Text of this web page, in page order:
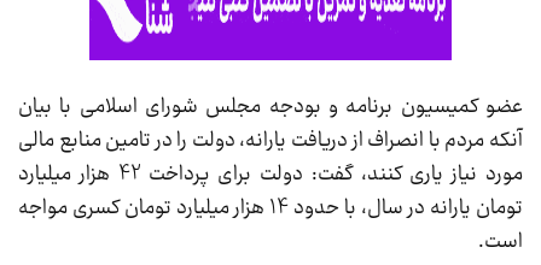
عضو کمیسیون برنامه و بودجه مجلس شورای اسلامی با بیان
آنکه مردم با انصراف از دریافت یارانه، دولت را در تامین منابع مالی
مورد نیاز یاری کنند، گفت: دولت برای پرداخت 42 هزار میلیارد
تومان یارانه در سال، با حدود 14 هزار میلیارد تومان کسری مواجه
است.